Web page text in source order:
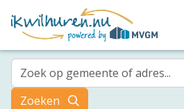
Zoek op gemeente of adres...
Zoeken